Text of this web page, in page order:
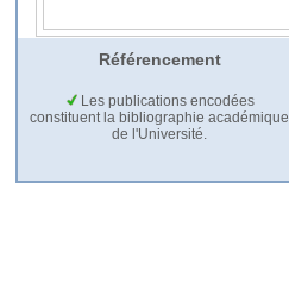
Référencement
Les publications encodées
constituent la bibliographie académique
de l'Université.